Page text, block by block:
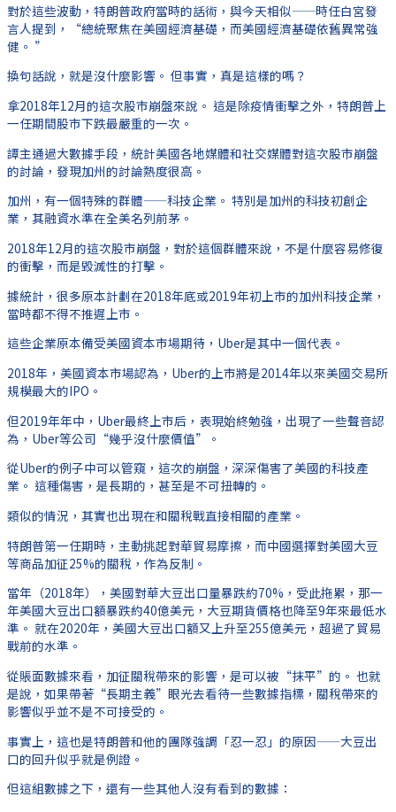
對於這些波動，特朗普政府當時的話術，與今天相似——時任白宮發
言人提到，“總統聚焦在美國經濟基礎，而美國經濟基礎依舊異常強
健。 ”
換句話說，就是沒什麼影響。 但事實，真是這樣的嗎？
拿2018年12月的這次股市崩盤來說。 這是除疫情衝擊之外，特朗普上
一任期間股市下跌最嚴重的一次。
譚主通過大數據手段，統計美國各地媒體和社交媒體對這次股市崩盤
的討論，發現加州的討論熱度很高。
加州，有一個特殊的群體——科技企業。 特別是加州的科技初創企
業，其融資水準在全美名列前茅。
2018年12月的這次股市崩盤，對於這個群體來說，不是什麼容易修復
的衝擊，而是毀滅性的打擊。
據統計，很多原本計劃在2018年底或2019年初上市的加州科技企業，
當時都不得不推遲上市。
這些企業原本備受美國資本市場期待，Uber是其中一個代表。
2018年，美國資本市場認為，Uber的上市將是2014年以來美國交易所
規模最大的IPO。
但2019年年中，Uber最終上市后，表現始終勉強，出現了一些聲音認
為，Uber等公司“幾乎沒什麼價值”。
從Uber的例子中可以管窺，這次的崩盤，深深傷害了美國的科技產
業。 這種傷害，是長期的，甚至是不可扭轉的。
類似的情況，其實也出現在和關稅戰直接相關的產業。
特朗普第一任期時，主動挑起對華貿易摩擦，而中國選擇對美國大豆
等商品加征25%的關稅，作為反制。
當年（2018年），美國對華大豆出口量暴跌約70%，受此拖累，那一
年美國大豆出口額暴跌約40億美元，大豆期貨價格也降至9年來最低水
準。 就在2020年，美國大豆出口額又上升至255億美元，超過了貿易
戰前的水準。
從賬面數據來看，加征關稅帶來的影響，是可以被“抹平”的。 也就
是說，如果帶著“長期主義”眼光去看待一些數據指標，關稅帶來的
影響似乎並不是不可接受的。
事實上，這也是特朗普和他的團隊強調「忍一忍」的原因——大豆出
口的回升似乎就是例證。
但這組數據之下，還有一些其他人沒有看到的數據：